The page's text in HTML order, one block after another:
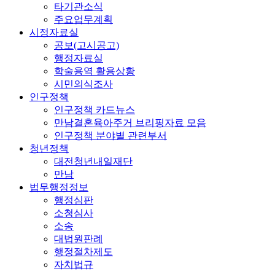
타기관소식
주요업무계획
시정자료실
공보(고시공고)
행정자료실
학술용역 활용상황
시민의식조사
인구정책
인구정책 카드뉴스
만남결혼육아주거 브리핑자료 모음
인구정책 분야별 관련부서
청년정책
대전청년내일재단
만남
법무행정정보
행정심판
소청심사
소송
대법원판례
행정절차제도
자치법규